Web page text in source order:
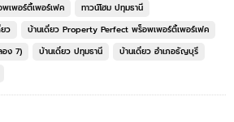
เพอร์ตี้เพอร์เฟค
ทาวน์โฮม ปทุมธานี
ว
บ้านเดี่ยว Property Perfect พร็อพเพอร์ตี้เพอร์เฟค
อง 7)
บ้านเดี่ยว ปทุมธานี
บ้านเดี่ยว อำเภอธัญบุรี